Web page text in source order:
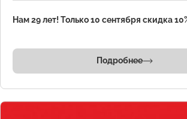
Нам 29 лет! Только 10 сентября скидка
Подробнее